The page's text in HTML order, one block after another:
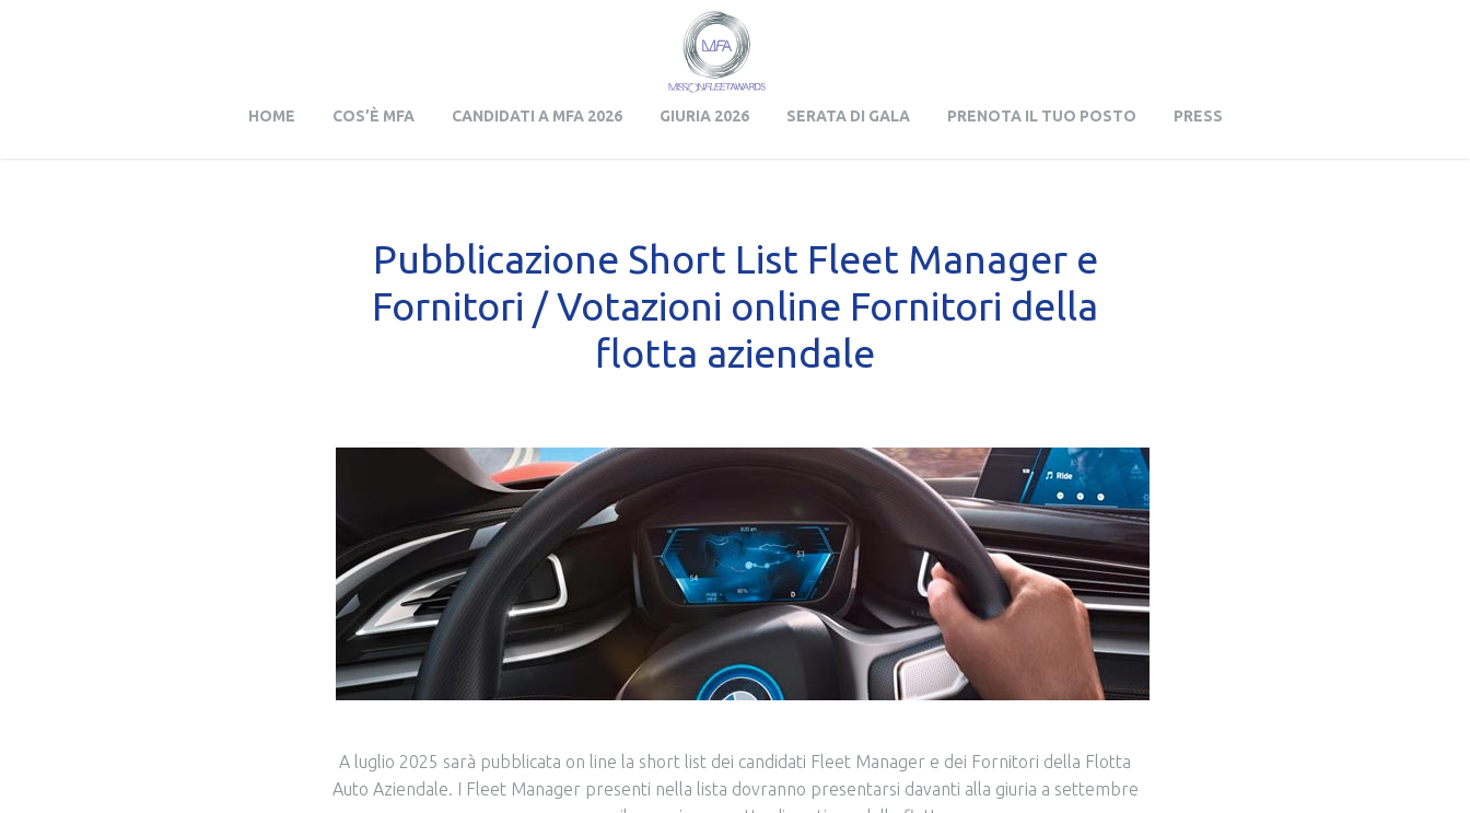
Skip to content
HOME COS’È MFA CANDIDATI A MFA 2026 GIURIA 2026 SERATA DI GALA PRENOTA IL TUO POSTO PRESS
Pubblicazione Short List Fleet Manager e
Fornitori / Votazioni online Fornitori della
flotta aziendale
A luglio 2025 sarà pubblicata on line la short list dei candidati Fleet Manager e dei Fornitori della Flotta
Auto Aziendale. I Fleet Manager presenti nella lista dovranno presentarsi davanti alla giuria a settembre